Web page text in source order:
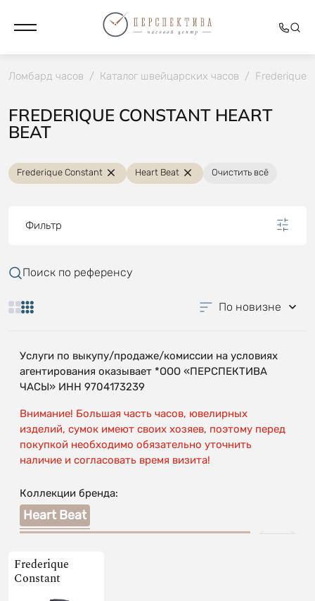
Ломбард часов / Каталог швейцарских часов / Frederique
FREDERIQUE CONSTANT HEART
BEAT
Frederique Constant Heart Beat Очистить всё
Фильтр
Поиск по референсу
По новизне
Услуги по выкупу/продаже/комиссии на условиях
агентирования оказывает *ООО «ПЕРСПЕКТИВА
ЧАСЫ» ИНН 9704173239
Внимание! Большая часть часов, ювелирных
изделий, сумок имеют своих хозяев, поэтому перед
покупкой необходимо обязательно уточнить
наличие и согласовать время визита!
Коллекции бренда:
Heart Beat
Frederique
Constant